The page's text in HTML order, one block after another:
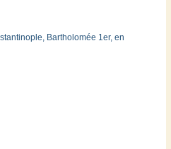
Bartholomée 1er, en